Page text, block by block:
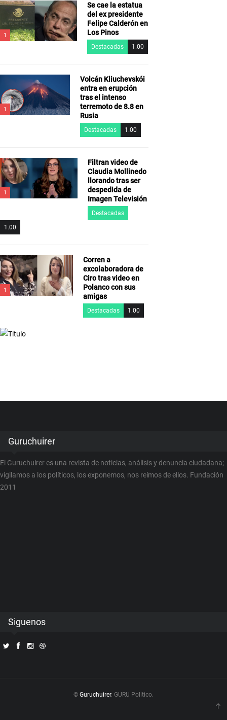
1
Se cae la estatua
del ex presidente
Felipe Calderón en
Los Pinos
Destacadas 1.00
1
Volcán Kliuchevskói
entra en erupción
tras el intenso
terremoto de 8.8 en
Rusia
Destacadas 1.00
1
Filtran video de
Claudia Mollinedo
llorando tras ser
despedida de
Imagen Televisión
Destacadas
1.00
1
Corren a
excolaboradora de
Ciro tras video en
Polanco con sus
amigas
Destacadas 1.00
Guruchuirer
El Guruchuirer es una revista de noticias, análisis y denuncia ciudadana;
vigilamos a los políticos, los exponemos, nos reímos de ellos. Fundación
2011
Siguenos
© Guruchuirer. GURU Politico.